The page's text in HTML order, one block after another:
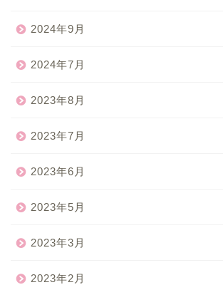
2024年9月
2024年7月
2023年8月
2023年7月
2023年6月
2023年5月
2023年3月
2023年2月